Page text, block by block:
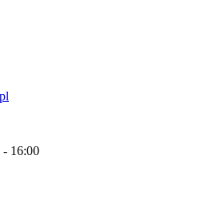
- 16:00